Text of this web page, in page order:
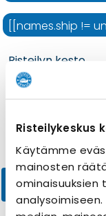
Risteilykeskus
Käytämme
mainosten
ominaisuuksien
[[names.ship !=
Risteilyn kesto